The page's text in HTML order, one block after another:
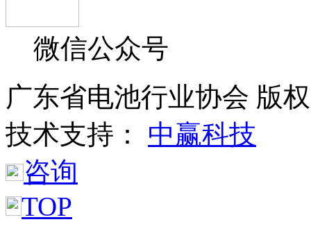
微信公众号
广东省电池行业协会 版
技术支持： 中赢科技
咨询
TOP